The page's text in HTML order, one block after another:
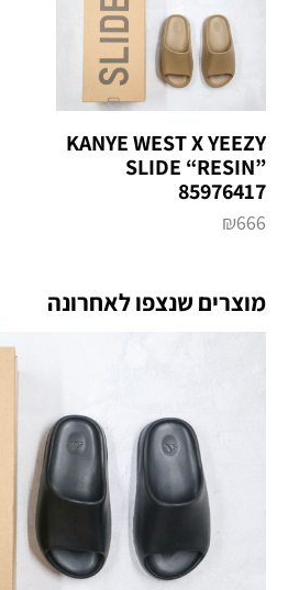
KANYE WEST X YEEZY
SLIDE “RESIN”
85976417
₪666
מוצרים שנצפו לאחרונה